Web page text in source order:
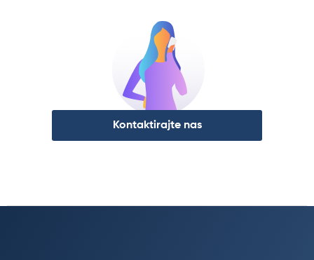
Kontaktirajte nas